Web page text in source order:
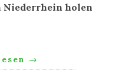
Niederrhein holen
→